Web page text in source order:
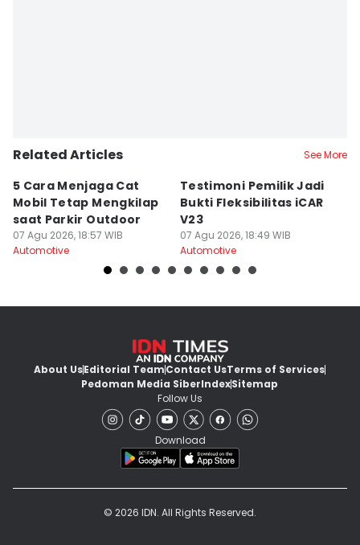
Related Articles See More
5 Cara Menjaga Cat
Mobil Tetap Mengkilap
saat Parkir Outdoor
07 Agu 2026, 18:57 WIB
Automotive
Testimoni Pemilik Jadi
Bukti Fleksibilitas iCAR
V23
07 Agu 2026, 18:49 WIB
Automotive
About UsEditorial TeamContact UsTerms of Services
Pedoman Media SiberIndexSitemap
Follow Us
Download
© 2026 IDN. All Rights Reserved.